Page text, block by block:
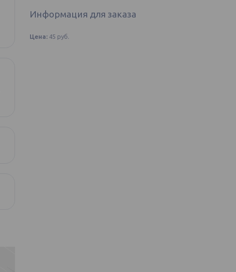
Информация для заказа
Цена: 45 руб.